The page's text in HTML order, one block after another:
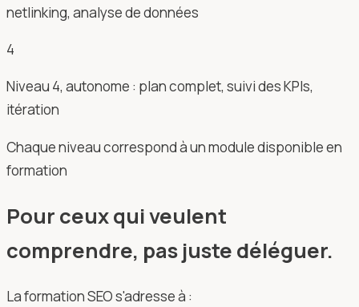
netlinking, analyse de données
4
Niveau 4, autonome : plan complet, suivi des KPIs,
itération
Chaque niveau correspond à un module disponible en
formation
Pour ceux qui veulent
comprendre, pas juste déléguer.
La formation SEO s'adresse à :